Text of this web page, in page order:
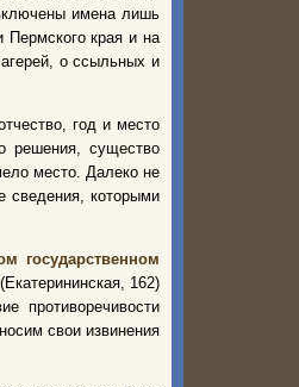
имена лишь
Пермского края и на
о ссыльных и
год и место
решения, существо
место. Далеко не
сведения, которыми
государственном
162)
противоречивости
свои извинения